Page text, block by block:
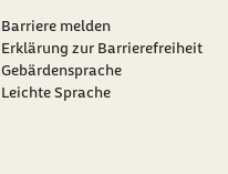
Barriere melden
Erklärung zur Barrierefreiheit
Gebärdensprache
Leichte Sprache